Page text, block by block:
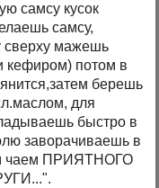
самсу кусок
самсу,
сверху мажешь
кефиром) потом в
берешь
для
быстро в
заворачиваешь в
чаем ПРИЯТНОГО